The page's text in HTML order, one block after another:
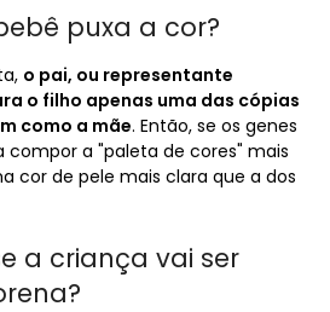
puxa a cor?
o pai, ou representante
o filho apenas uma das cópias
como a mãe. Então, se os genes
compor a "paleta de cores" mais
cor de pele mais clara que a dos
a criança vai ser